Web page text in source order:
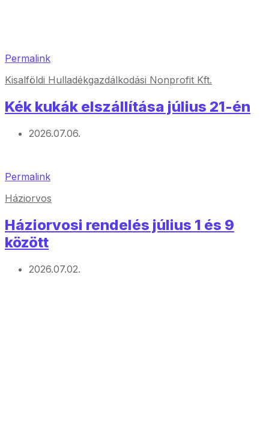
Permalink
Kisalföldi Hulladékgazdálkodási Nonprofit Kft.
Kék kukák elszállítása július 21-én
2026.07.06.
Permalink
Háziorvos
Háziorvosi rendelés július 1 és 9
között
2026.07.02.